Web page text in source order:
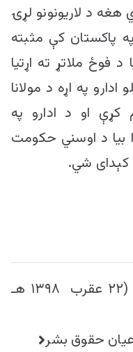
هغه د لاریونونو لړۍ
پاکستان کې مثبته
فوځ ملاتړ ته اړتیا
په اړه د مولانا
کړې او د ادارو په
بیا د اوسني حکومت
کېدای شي.
تحليل هفته – شماره:‌ ۳۲۵ (۲۲ عقرب ۱۳۹۸ هـ
حقوق بشر